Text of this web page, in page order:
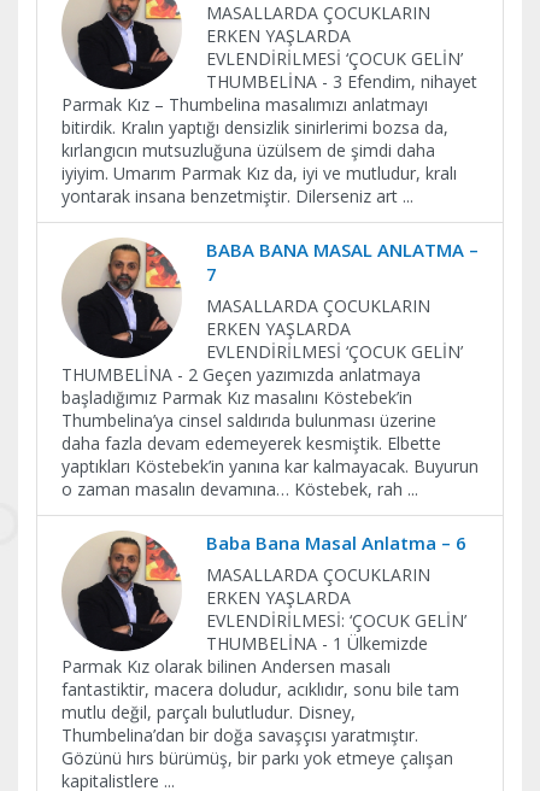
MASALLARDA ÇOCUKLARIN
ERKEN YAŞLARDA
EVLENDİRİLMESİ ‘ÇOCUK GELİN’
THUMBELİNA - 3 Efendim, nihayet
Parmak Kız – Thumbelina masalımızı anlatmayı
bitirdik. Kralın yaptığı densizlik sinirlerimi bozsa da,
kırlangıcın mutsuzluğuna üzülsem de şimdi daha
iyiyim. Umarım Parmak Kız da, iyi ve mutludur, kralı
yontarak insana benzetmiştir. Dilerseniz art ...
BABA BANA MASAL ANLATMA –
7
MASALLARDA ÇOCUKLARIN
ERKEN YAŞLARDA
EVLENDİRİLMESİ ‘ÇOCUK GELİN’
THUMBELİNA - 2 Geçen yazımızda anlatmaya
başladığımız Parmak Kız masalını Köstebek’in
Thumbelina’ya cinsel saldırıda bulunması üzerine
daha fazla devam edemeyerek kesmiştik. Elbette
yaptıkları Köstebek’in yanına kar kalmayacak. Buyurun
o zaman masalın devamına… Köstebek, rah ...
Baba Bana Masal Anlatma – 6
MASALLARDA ÇOCUKLARIN
ERKEN YAŞLARDA
EVLENDİRİLMESİ: ‘ÇOCUK GELİN’
THUMBELİNA - 1 Ülkemizde
Parmak Kız olarak bilinen Andersen masalı
fantastiktir, macera doludur, acıklıdır, sonu bile tam
mutlu değil, parçalı bulutludur. Disney,
Thumbelina’dan bir doğa savaşçısı yaratmıştır.
Gözünü hırs bürümüş, bir parkı yok etmeye çalışan
kapitalistlere ...